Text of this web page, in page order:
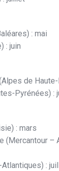
: mai
: juin
de Haute-
Pyrénées) :
: mars
(Mercantour –
: